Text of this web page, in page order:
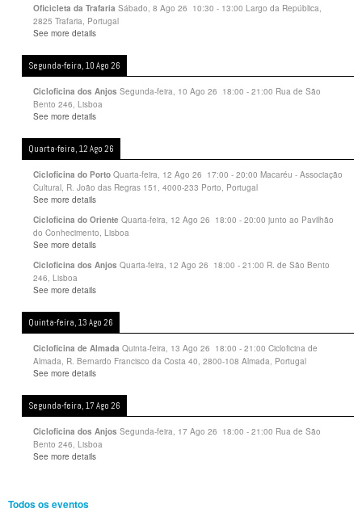
Oficicleta da Trafaria Sábado, 8 Ago 26 10:30 - 13:00 Largo da República,
2825 Trafaria, Portugal
See more details
Segunda-feira, 10 Ago 26
Cicloficina dos Anjos Segunda-feira, 10 Ago 26 18:00 - 21:00 Rua de São
Bento 246, Lisboa
See more details
Quarta-feira, 12 Ago 26
Cicloficina do Porto Quarta-feira, 12 Ago 26 17:00 - 20:00 Macaréu - Associação
Cultural, R. João das Regras 151, 4000-233 Porto, Portugal
See more details
Cicloficina do Oriente Quarta-feira, 12 Ago 26 18:00 - 20:00 junto ao Pavilhão
do Conhecimento, Lisboa
See more details
Cicloficina dos Anjos Quarta-feira, 12 Ago 26 18:00 - 21:00 R. de São Bento
246, Lisboa
See more details
Quinta-feira, 13 Ago 26
Cicloficina de Almada Quinta-feira, 13 Ago 26 18:00 - 21:00 Cicloficina de
Almada, R. Bernardo Francisco da Costa 40, 2800-108 Almada, Portugal
See more details
Segunda-feira, 17 Ago 26
Cicloficina dos Anjos Segunda-feira, 17 Ago 26 18:00 - 21:00 Rua de São
Bento 246, Lisboa
See more details
Todos os eventos